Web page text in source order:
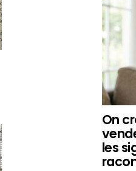
On
les